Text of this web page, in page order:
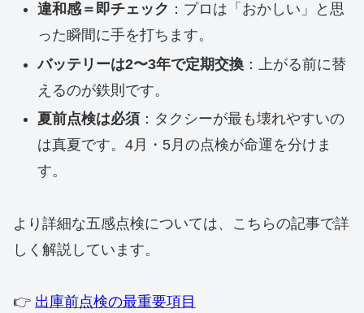
違和感＝即チェック ：プロは「おかしい」と思
った瞬間に手を打ちます。
バッテリーは2〜3年で定期交換：上がる前に替
えるのが鉄則です。
夏前点検は必須：タクシーが最も壊れやすいの
は真夏です。4月・5月の点検が命運を分けま
す。
より詳細な五感点検については、こちらの記事で詳
しく解説しています。
👉 出庫前点検の最重要項目